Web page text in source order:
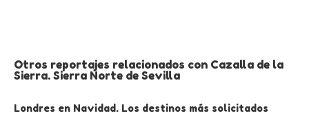
Otros reportajes relacionados con Cazalla de la
Sierra. Sierra Norte de Sevilla
Londres en Navidad. Los destinos más solicitados